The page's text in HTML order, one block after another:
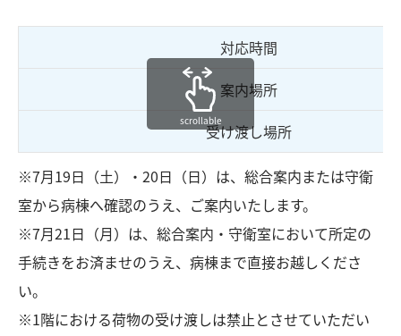
対応時間
案内場所
受け渡し場所
scrollable
※7月19日（土）・20日（日）は、総合案内または守衛
室から病棟へ確認のうえ、ご案内いたします。
※7月21日（月）は、総合案内・守衛室において所定の
手続きをお済ませのうえ、病棟まで直接お越しくださ
い。
※1階における荷物の受け渡しは禁止とさせていただい